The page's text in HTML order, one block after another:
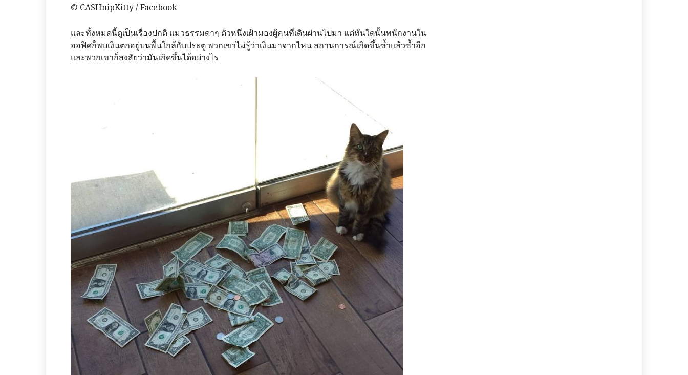
© CASHnipKitty / Facebook
และทั้งหมดนี้ดูเป็นเรื่องปกติ แมวธรรมดาๆ ตัวหนึ่งเฝ้ามองผู้คนที่เดินผ่านไปมา แต่ทันใดนั้นพนักงานใน
ออฟิศก็พบเงินตกอยู่บนพื้นใกล้กับประตู พวกเขาไม่รู้ว่าเงินมาจากไหน สถานการณ์เกิดขึ้นซ้ำแล้วซ้ำอีก
และพวกเขาก็สงสัยว่ามันเกิดขึ้นได้อย่างไร